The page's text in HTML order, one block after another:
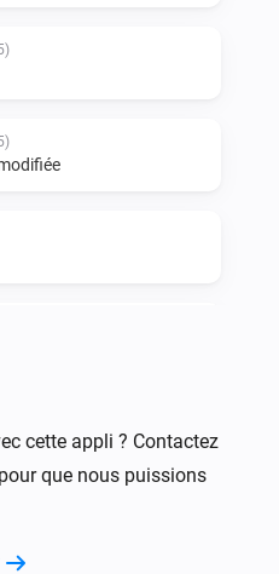
cette appli ? Contactez
que nous puissions